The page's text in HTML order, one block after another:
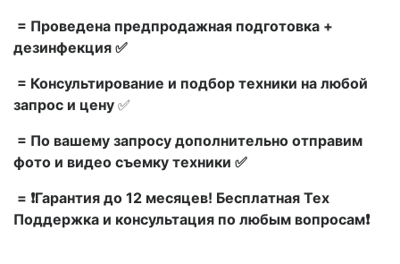
= Проведена предпродажная подготовка +
дезинфекция ✅
= Консультирование и подбор техники на любой
запрос и цену ✅
= По вашему запросу дополнительно отправим
фото и видео съемку техники ✅
= ❗Гарантия до 12 месяцев! Бесплатная Тех
Поддержка и консультация по любым вопросам❗